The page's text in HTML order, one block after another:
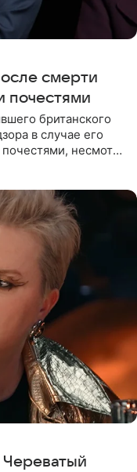
смерти
почестями
британского
в случае его
несмотря
Череватый